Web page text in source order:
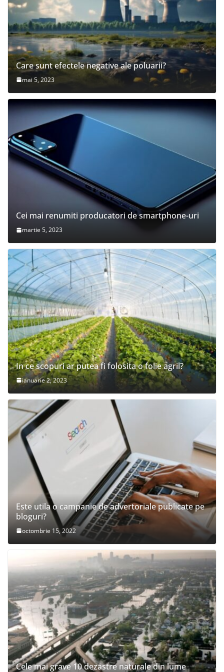
Care sunt efectele negative ale poluarii?
mai 5, 2023
Cei mai renumiti producatori de smartphone-uri
martie 5, 2023
In ce scopuri ar putea fi folosita o folie agril?
ianuarie 2, 2023
Este utila o campanie de advertoriale publicate pe
bloguri?
octombrie 15, 2022
Cele mai grave 10 dezastre naturale din lume